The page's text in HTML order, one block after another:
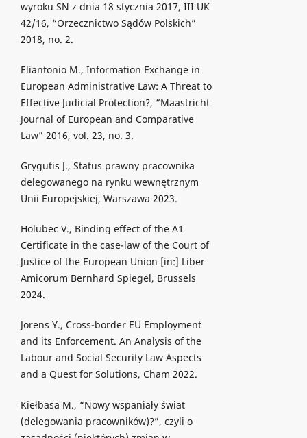
wyroku SN z dnia 18 stycznia 2017, III UK
42/16, “Orzecznictwo Sądów Polskich”
2018, no. 2.
Eliantonio M., Information Exchange in
European Administrative Law: A Threat to
Effective Judicial Protection?, “Maastricht
Journal of European and Comparative
Law” 2016, vol. 23, no. 3.
Grygutis J., Status prawny pracownika
delegowanego na rynku wewnętrznym
Unii Europejskiej, Warszawa 2023.
Holubec V., Binding effect of the A1
Certificate in the case-law of the Court of
Justice of the European Union [in:] Liber
Amicorum Bernhard Spiegel, Brussels
2024.
Jorens Y., Cross-border EU Employment
and its Enforcement. An Analysis of the
Labour and Social Security Law Aspects
and a Quest for Solutions, Cham 2022.
Kiełbasa M., “Nowy wspaniały świat
(delegowania pracowników)?”, czyli o